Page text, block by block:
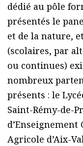
dédié au pôle
présentés le
et de la nature,
(scolaires, par
ou continues)
nombreux
présents : le
Saint-Rémy-de-
Agricole d’Aix-